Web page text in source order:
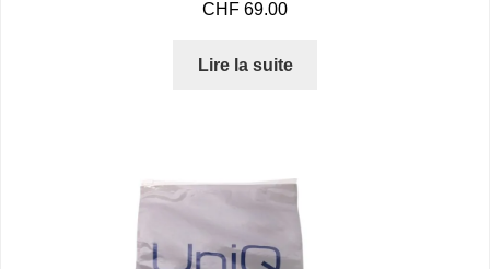
CHF 69.00
Lire la suite